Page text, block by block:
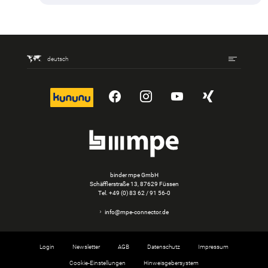
deutsch
kununu YouTubeInstagram
YouTube
binder mpe GmbH
Schäfflerstraße 13, 87629 Füssen
Tel. +49 (0) 83 62 / 91 56-0
info@mpe-connector.de
Login Newsletter AGB Datenschutz Impressum
Cookie-Einstellungen Hinweisgebersystem